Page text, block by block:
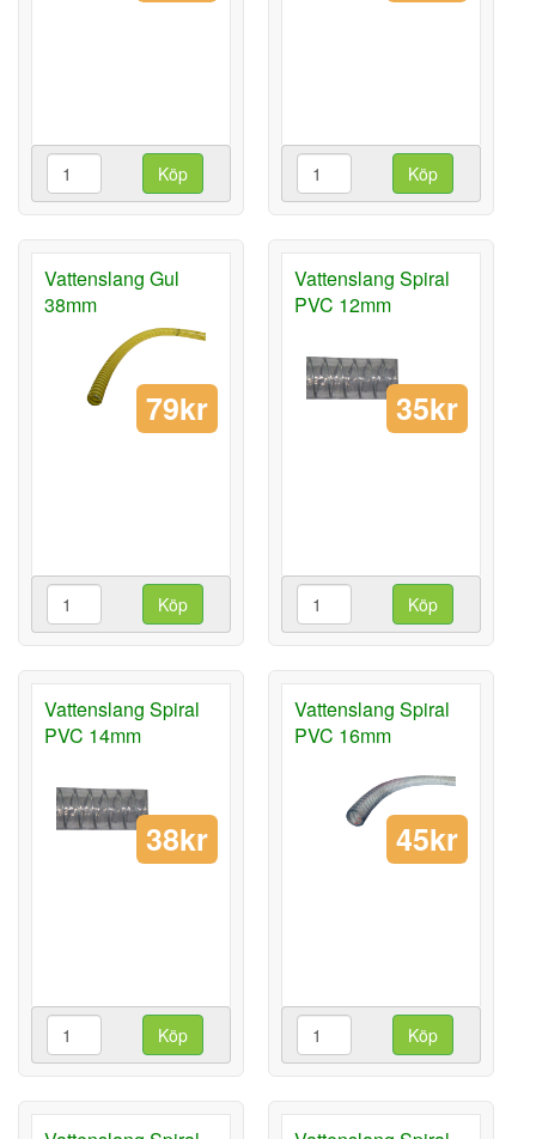
Köp Köp
Vattenslang Gul
38mm
79kr
Köp
Vattenslang Spiral
PVC 12mm
35kr
Köp
Vattenslang Spiral
PVC 14mm
38kr
Köp
Vattenslang Spiral
PVC 16mm
45kr
Köp